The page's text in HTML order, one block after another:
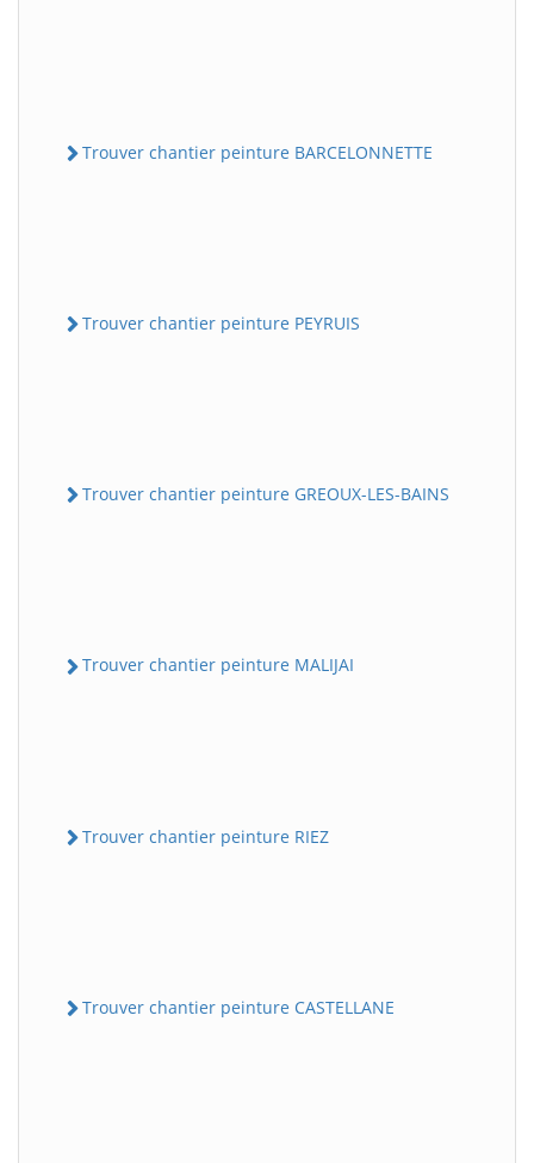
Trouver chantier peinture BARCELONNETTE
Trouver chantier peinture PEYRUIS
Trouver chantier peinture GREOUX-LES-BAINS
Trouver chantier peinture MALIJAI
Trouver chantier peinture RIEZ
Trouver chantier peinture CASTELLANE